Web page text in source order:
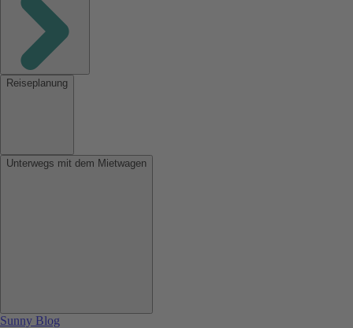
Reiseplanung
Unterwegs mit dem Mietwagen
Sunny Blog